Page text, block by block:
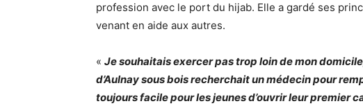
profession avec le port du hijab. Elle a gardé ses
venant en aide aux autres.
« Je souhaitais exercer pas trop loin de mon
d’Aulnay sous bois recherchait un médecin pour
toujours facile pour les jeunes d’ouvrir leur premier